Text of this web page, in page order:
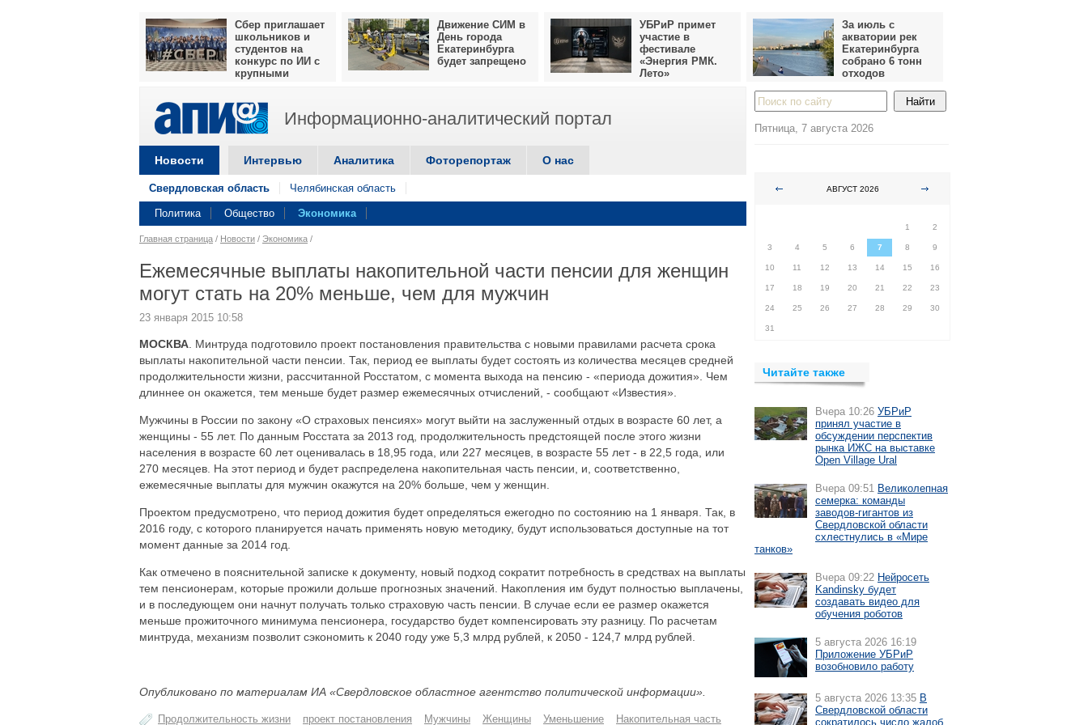
Сбер приглашает
школьников и
студентов на
конкурс по ИИ с
крупными
Движение СИМ в
День города
Екатеринбурга
будет запрещено
УБРиР примет
участие в
фестивале
«Энергия РМК.
Лето»
За июль с
акватории рек
Екатеринбурга
собрано 6 тонн
отходов
Информационно-аналитический портал
Новости Интервью Аналитика Фоторепортаж О нас
Свердловская область Челябинская область
Политика Общество Экономика
Главная страница / Новости / Экономика /
Ежемесячные выплаты накопительной части пенсии для женщин
могут стать на 20% меньше, чем для мужчин
23 января 2015 10:58
МОСКВА . Минтруда подготовило проект постановления правительства с новыми правилами расчета срока
выплаты накопительной части пенсии. Так, период ее выплаты будет состоять из количества месяцев средней
продолжительности жизни, рассчитанной Росстатом, с момента выхода на пенсию - «периода дожития». Чем
длиннее он окажется, тем меньше будет размер ежемесячных отчислений, - сообщают «Известия».
Мужчины в России по закону «О страховых пенсиях» могут выйти на заслуженный отдых в возрасте 60 лет, а
женщины - 55 лет. По данным Росстата за 2013 год, продолжительность предстоящей после этого жизни
населения в возрасте 60 лет оценивалась в 18,95 года, или 227 месяцев, в возрасте 55 лет - в 22,5 года, или
270 месяцев. На этот период и будет распределена накопительная часть пенсии, и, соответственно,
ежемесячные выплаты для мужчин окажутся на 20% больше, чем у женщин.
Проектом предусмотрено, что период дожития будет определяться ежегодно по состоянию на 1 января. Так, в
2016 году, с которого планируется начать применять новую методику, будут использоваться доступные на тот
момент данные за 2014 год.
Как отмечено в пояснительной записке к документу, новый подход сократит потребность в средствах на выплаты
тем пенсионерам, которые прожили дольше прогнозных значений. Накопления им будут полностью выплачены,
и в последующем они начнут получать только страховую часть пенсии. В случае если ее размер окажется
меньше прожиточного минимума пенсионера, государство будет компенсировать эту разницу. По расчетам
минтруда, механизм позволит сэкономить к 2040 году уже 5,3 млрд рублей, к 2050 - 124,7 млрд рублей.
Опубликовано по материалам ИА «Свердловское областное агентство политической информации».
Продолжительность жизни проект постановления Мужчины Женщины Уменьшение Накопительная часть
Пятница, 7 августа 2026
АВГУСТ 2026
1
2
3 4 5 6 7 8 9
10 11 12 13 14 15 16
17 18 19 20 21 22 23
24 25 26 27 28 29 30
31
Читайте также
Вчера 10:26 УБРиР
принял участие в
обсуждении перспектив
рынка ИЖС на выставке
Open Village Ural
Вчера 09:51 Великолепная
семерка: команды
заводов-гигантов из
Свердловской области
схлестнулись в «Мире
танков»
Вчера 09:22 Нейросеть
Kandinsky будет
создавать видео для
обучения роботов
5 августа 2026 16:19
Приложение УБРиР
возобновило работу
5 августа 2026 13:35 В
Свердловской области
сократилось число жалоб